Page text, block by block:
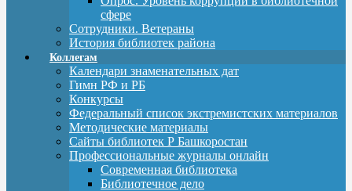
сфере
Сотрудники. Ветераны
История библиотек района
Коллегам
Календари знаменательных дат
Гимн РФ и РБ
Конкурсы
Федеральный список экстремистских материалов
Методические материалы
Сайты библиотек Р Башкоростан
Профессиональные журналы онлайн
Современная библиотека
Библиотечное дело